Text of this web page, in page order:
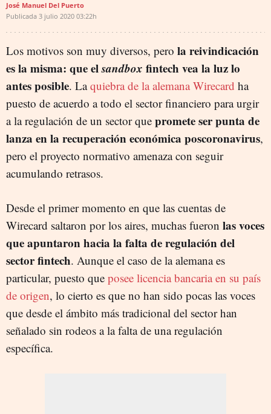
José Manuel Del Puerto
Publicada 3 julio 2020 03:22h
Los motivos son muy diversos, pero la reivindicación
es la misma: que elsandbox fintech vea la luz lo
antes posible. Laquiebra de la alemana Wirecard ha
puesto de acuerdo a todo el sector financiero para urgir
a la regulación de un sector que promete ser punta de
lanza en la recuperación económica poscoronavirus,
pero el proyecto normativo amenaza con seguir
acumulando retrasos.
Desde el primer momento en que las cuentas de
Wirecard saltaron por los aires, muchas fueron las voces
que apuntaron hacia la falta de regulación del
sector fintech. Aunque el caso de la alemana es
particular, puesto que posee licencia bancaria en su país
de origen, lo cierto es que no han sido pocas las voces
que desde el ámbito más tradicional del sector han
señalado sin rodeos a la falta de una regulación
específica.